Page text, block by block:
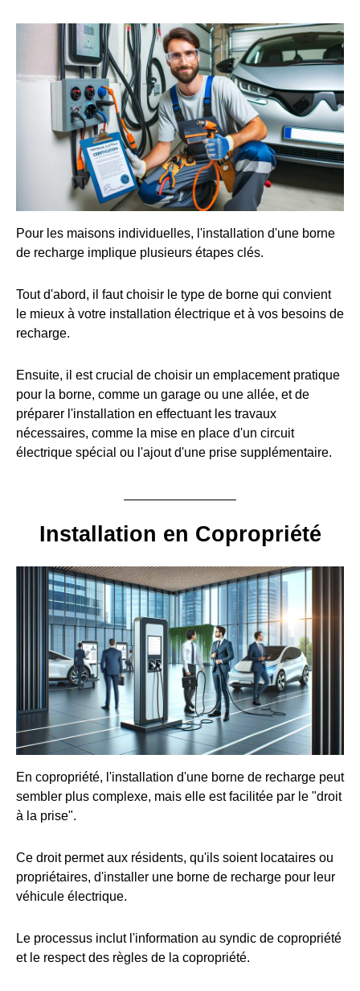
Pour les maisons individuelles, l'installation d'une borne
de recharge implique plusieurs étapes clés.
Tout d'abord, il faut choisir le type de borne qui convient
le mieux à votre installation électrique et à vos besoins de
recharge.
Ensuite, il est crucial de choisir un emplacement pratique
pour la borne, comme un garage ou une allée, et de
préparer l'installation en effectuant les travaux
nécessaires, comme la mise en place d'un circuit
électrique spécial ou l'ajout d'une prise supplémentaire.
Installation en Copropriété
En copropriété, l'installation d'une borne de recharge peut
sembler plus complexe, mais elle est facilitée par le "droit
à la prise".
Ce droit permet aux résidents, qu'ils soient locataires ou
propriétaires, d'installer une borne de recharge pour leur
véhicule électrique.
Le processus inclut l'information au syndic de copropriété
et le respect des règles de la copropriété.